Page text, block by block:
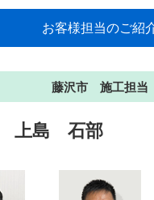
お客様担当のご紹
藤沢市 施工担当
上島 石部